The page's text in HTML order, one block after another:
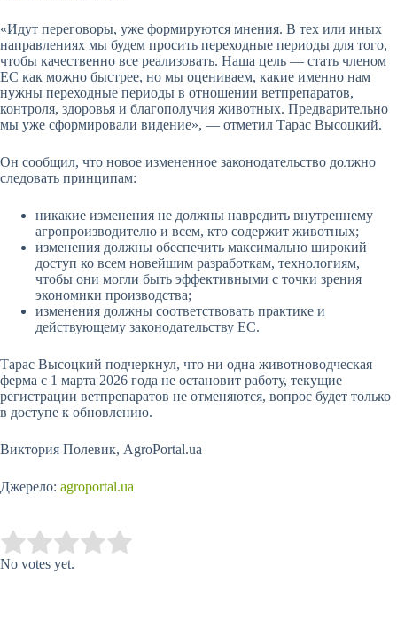
«Идут переговоры, уже формируются мнения. В тех или иных
направлениях мы будем просить переходные периоды для того,
чтобы качественно все реализовать. Наша цель — стать членом
ЕС как можно быстрее, но мы оцениваем, какие именно нам
нужны переходные периоды в отношении ветпрепаратов,
контроля, здоровья и благополучия животных. Предварительно
мы уже сформировали видение», — отметил Тарас Высоцкий.
Он сообщил, что новое измененное законодательство должно
следовать принципам:
никакие изменения не должны навредить внутреннему
агропроизводителю и всем, кто содержит животных;
изменения должны обеспечить максимально широкий
доступ ко всем новейшим разработкам, технологиям,
чтобы они могли быть эффективными с точки зрения
экономики производства;
изменения должны соответствовать практике и
действующему законодательству ЕС.
Тарас Высоцкий подчеркнул, что ни одна животноводческая
ферма с 1 марта 2026 года не остановит работу, текущие
регистрации ветпрепаратов не отменяются, вопрос будет только
в доступе к обновлению.
Виктория Полевик, AgroPortal.ua
Джерело: agroportal.ua
Rate this item:
No votes yet.